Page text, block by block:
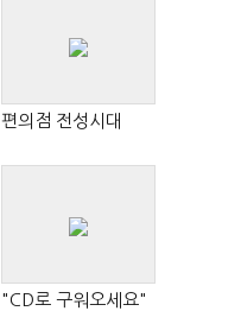
편의점 전성시대
"CD로 구워오세요"